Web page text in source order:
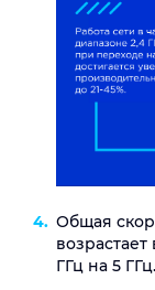
Общая
ГГц на 5 ГГц.